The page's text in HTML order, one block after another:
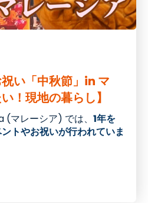
い「中秋節」in マ
！現地の暮らし】
(マレーシア) では、 1年を
トやお祝いが行われていま